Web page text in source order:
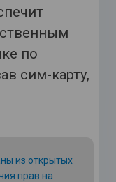
по
сим-карту,
из открытых
прав на